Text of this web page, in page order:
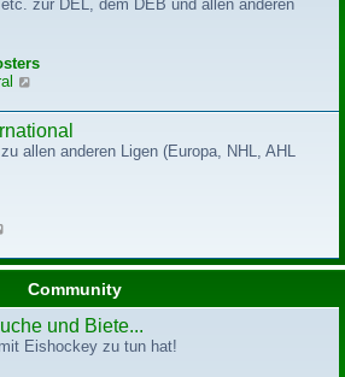
r
i
g
zur DEL, dem DEB und allen anderen
u
e
s
i
t
r
g
allen anderen Ligen (Europa, NHL, AHL
u
t
e
r
Community
und Biete...
Eishockey zu tun hat!